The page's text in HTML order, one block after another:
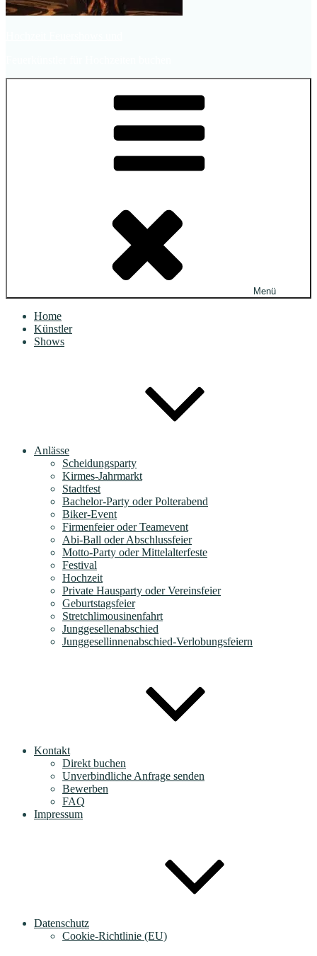
Menü
Home
Künstler
Shows
Anlässe
Scheidungsparty
Kirmes-Jahrmarkt
Stadtfest
Bachelor-Party oder Polterabend
Biker-Event
Firmenfeier oder Teamevent
Abi-Ball oder Abschlussfeier
Motto-Party oder Mittelalterfeste
Festival
Hochzeit
Private Hausparty oder Vereinsfeier
Geburtstagsfeier
Stretchlimousinenfahrt
Junggesellenabschied
Junggesellinnenabschied-Verlobungsfeiern
Kontakt
Direkt buchen
Unverbindliche Anfrage senden
Bewerben
FAQ
Impressum
Datenschutz
Cookie-Richtlinie (EU)